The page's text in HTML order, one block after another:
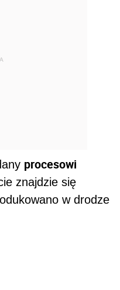
procesowi
znajdzie się
w drodze